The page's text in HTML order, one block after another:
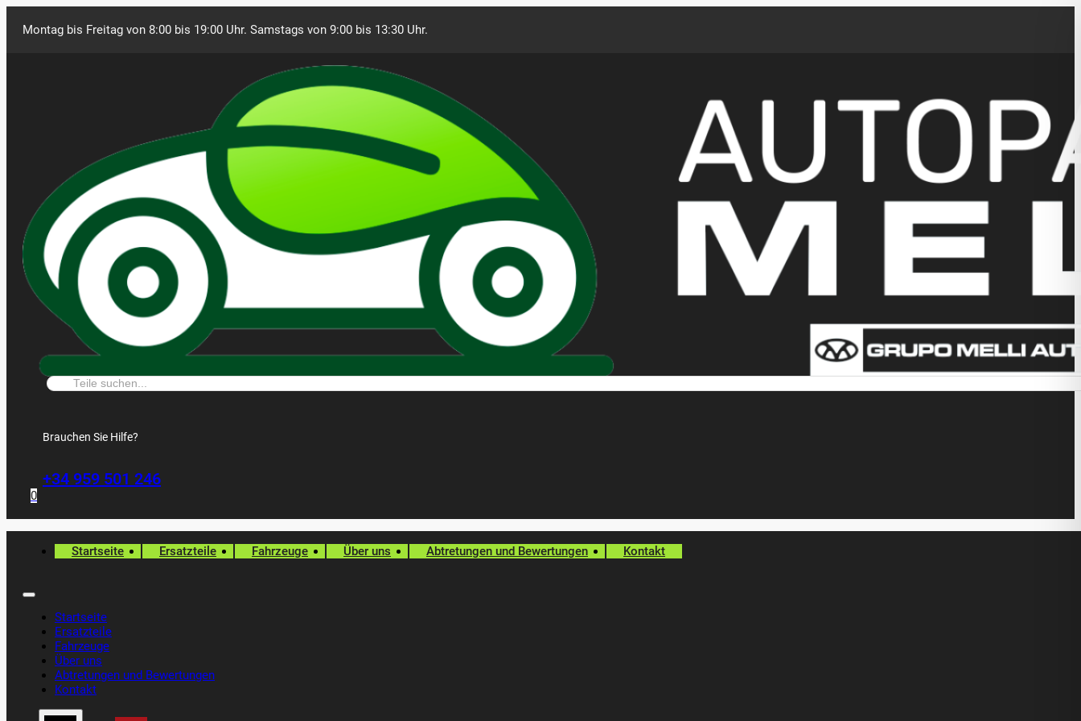
Montag bis Freitag von 8:00 bis 19:00 Uhr. Samstags von 9:00 bis 13:30 Uhr.
Suche:
Brauchen Sie Hilfe?
+34 959 501 246
0
Startseite Ersatzteile Fahrzeuge Über uns Abtretungen und Bewertungen Kontakt
Startseite
Ersatzteile
Fahrzeuge
Über uns
Abtretungen und Bewertungen
Kontakt